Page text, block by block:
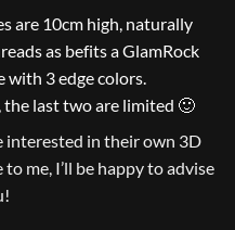
are 10cm high, naturally
as befits a GlamRock
with 3 edge colors.
the last two are limited 🙂
interested in their own 3D
me, I’ll be happy to advise